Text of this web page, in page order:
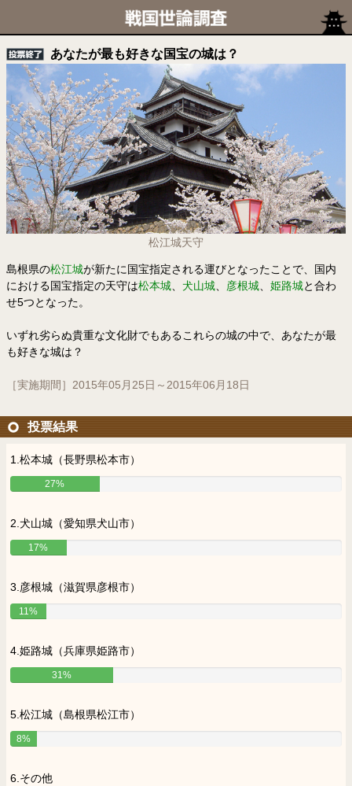
あなたが最も好きな国宝の城は？
松江城天守
島根県の松江城が新たに国宝指定される運びとなったことで、国内
における国宝指定の天守は松本城 犬山城 彦根城 姫路城と合わ
せ5つとなった。
いずれ劣らぬ貴重な文化財でもあるこれらの城の中で、あなたが最
も好きな城は？
［実施期間］2015年05月25日～2015年06月18日
投票結果
1.松本城（長野県松本市）
27%
2.犬山城（愛知県犬山市）
17%
3.彦根城（滋賀県彦根市）
11%
4.姫路城（兵庫県姫路市）
31%
5.松江城（島根県松江市）
8%
6.その他